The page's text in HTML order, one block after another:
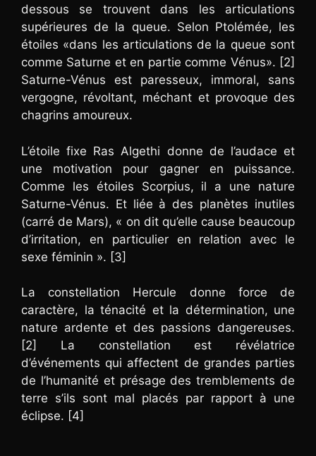
dessous se trouvent dans les articulations
supérieures de la queue. Selon Ptolémée, les
étoiles «dans les articulations de la queue sont
comme Saturne et en partie comme Vénus». [2]
Saturne-Vénus est paresseux, immoral, sans
vergogne, révoltant, méchant et provoque des
chagrins amoureux.
L’étoile fixe Ras Algethi donne de l’audace et
une motivation pour gagner en puissance.
Comme les étoiles Scorpius, il a une nature
Saturne-Vénus. Et liée à des planètes inutiles
(carré de Mars), « on dit qu’elle cause beaucoup
d’irritation, en particulier en relation avec le
sexe féminin ». [3]
La constellation Hercule donne force de
caractère, la ténacité et la détermination, une
nature ardente et des passions dangereuses.
[2] La constellation est révélatrice
d’événements qui affectent de grandes parties
de l’humanité et présage des tremblements de
terre s’ils sont mal placés par rapport à une
éclipse. [4]